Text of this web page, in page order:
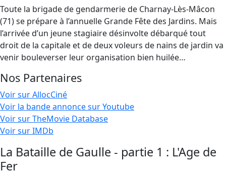
Toute la brigade de gendarmerie de Charnay-Lès-Mâcon
(71) se prépare à l’annuelle Grande Fête des Jardins. Mais
l’arrivée d’un jeune stagiaire désinvolte débarqué tout
droit de la capitale et de deux voleurs de nains de jardin va
venir bouleverser leur organisation bien huilée…
Nos Partenaires
Voir sur AllocCiné
Voir la bande annonce sur Youtube
Voir sur TheMovie Database
Voir sur IMDb
La Bataille de Gaulle - partie 1 : L'Age de
Fer